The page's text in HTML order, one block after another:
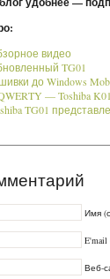
видео
TG01
до Windows
— Toshiba K01
TG01
Имя
E'mail
Веб-